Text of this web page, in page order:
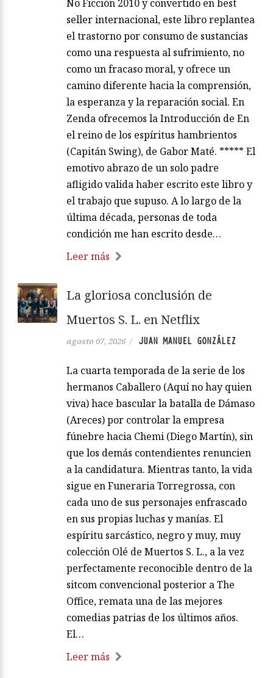
No Ficción 2010 y convertido en best
seller internacional, este libro replantea
el trastorno por consumo de sustancias
como una respuesta al sufrimiento, no
como un fracaso moral, y ofrece un
camino diferente hacia la comprensión,
la esperanza y la reparación social. En
Zenda ofrecemos la Introducción de En
el reino de los espíritus hambrientos
(Capitán Swing), de Gabor Maté. ***** El
emotivo abrazo de un solo padre
afligido valida haber escrito este libro y
el trabajo que supuso. A lo largo de la
última década, personas de toda
condición me han escrito desde…
Leer más
La gloriosa conclusión de
Muertos S. L. en Netflix
agosto 07, 2026 / JUAN MANUEL GONZÁLEZ
La cuarta temporada de la serie de los
hermanos Caballero (Aquí no hay quien
viva) hace bascular la batalla de Dámaso
(Areces) por controlar la empresa
fúnebre hacia Chemi (Diego Martín), sin
que los demás contendientes renuncien
a la candidatura. Mientras tanto, la vida
sigue en Funeraria Torregrossa, con
cada uno de sus personajes enfrascado
en sus propias luchas y manías. El
espíritu sarcástico, negro y muy, muy
colección Olé de Muertos S. L., a la vez
perfectamente reconocible dentro de la
sitcom convencional posterior a The
Office, remata una de las mejores
comedias patrias de los últimos años.
El…
Leer más